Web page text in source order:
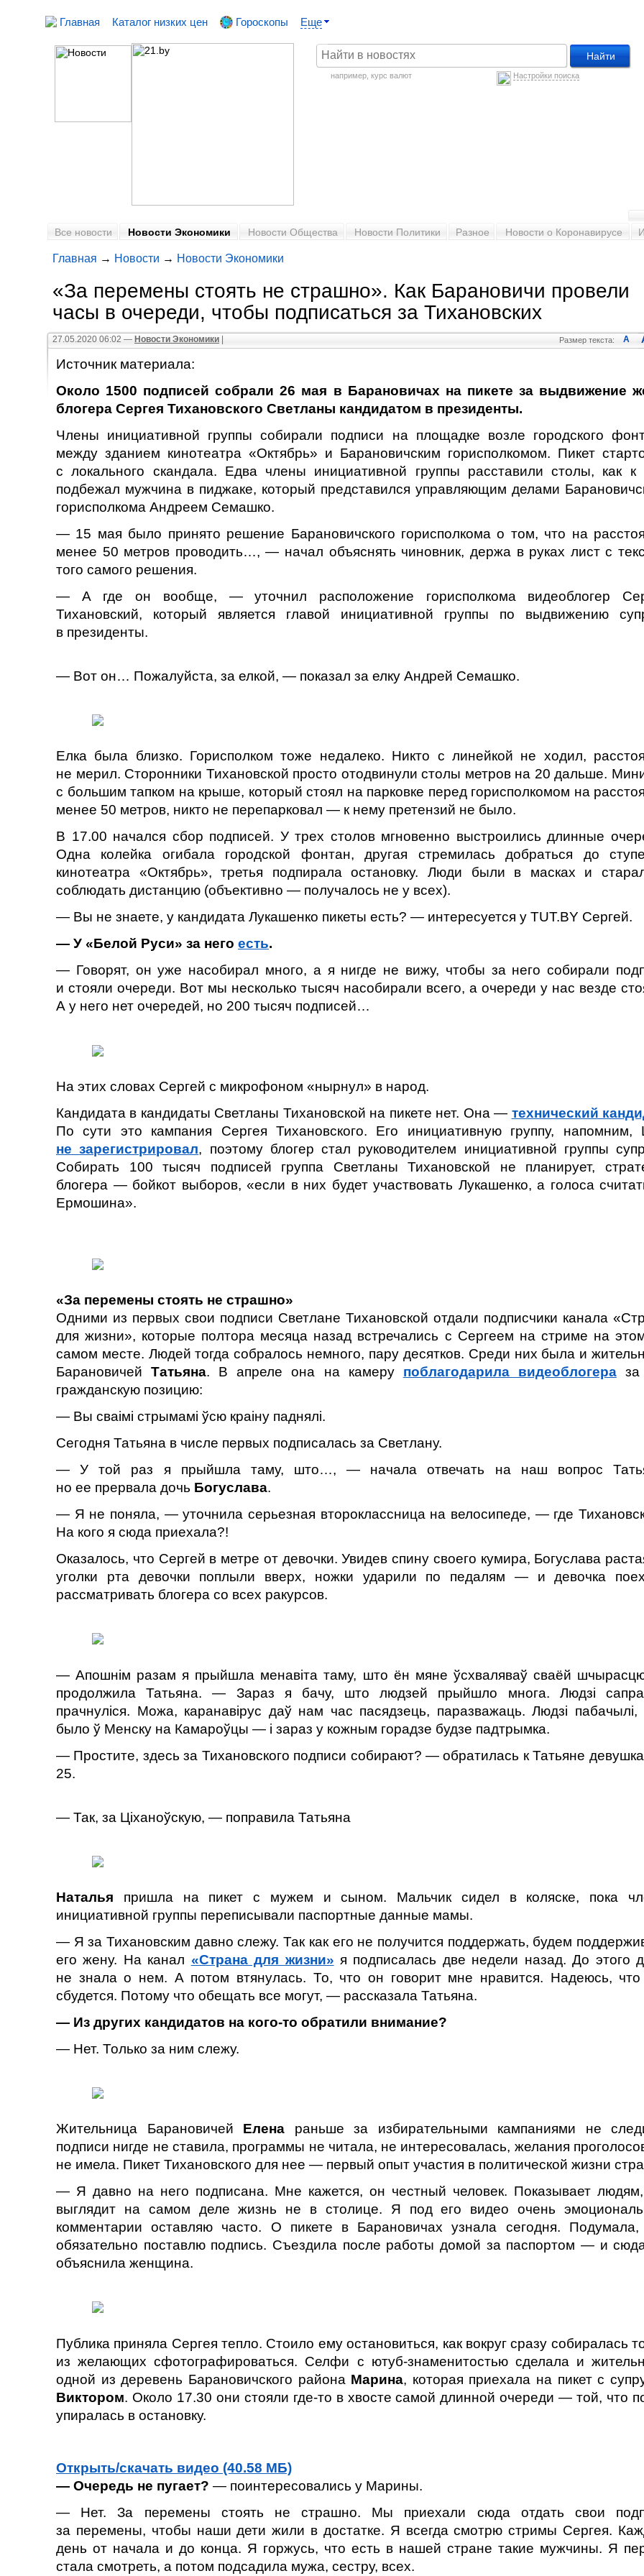
Главная Каталог низких цен Гороскопы Еще
например, курс валют Настройки поиска
Все новости Новости Экономики Новости Общества Новости Политики Разное Новости о Коронавирусе
Главная → Новости → Новости Экономики
«За перемены стоять не страшно». Как Барановичи провели
часы в очереди, чтобы подписаться за Тихановских
27.05.2020 06:02 — Новости Экономики Размер текста: A
Источник материала:
Около 1500 подписей собрали 26 мая в Барановичах на пикете за выдвижение
блогера Сергея Тихановского Светланы кандидатом в президенты.
Члены инициативной группы собирали подписи на площадке возле городского
между зданием кинотеатра «Октябрь» и Барановичским горисполкомом. Пикет
с локального скандала. Едва члены инициативной группы расставили столы, как к
подбежал мужчина в пиджаке, который представился управляющим делами
горисполкома Андреем Семашко.
— 15 мая было принято решение Барановичского горисполкома о том, что на
менее 50 метров проводить…, — начал объяснять чиновник, держа в руках лист с
того самого решения.
— А где он вообще, — уточнил расположение горисполкома видеоблогер
Тихановский, который является главой инициативной группы по выдвижению
в президенты.
— Вот он… Пожалуйста, за елкой, — показал за елку Андрей Семашко.
Елка была близко. Горисполком тоже недалеко. Никто с линейкой не ходил,
не мерил. Сторонники Тихановской просто отодвинули столы метров на 20 дальше.
с большим тапком на крыше, который стоял на парковке перед горисполкомом на
менее 50 метров, никто не перепарковал — к нему претензий не было.
В 17.00 начался сбор подписей. У трех столов мгновенно выстроились длинные
Одна колейка огибала городской фонтан, другая стремилась добраться до
кинотеатра «Октябрь», третья подпирала остановку. Люди были в масках и
соблюдать дистанцию (объективно — получалось не у всех).
— Вы не знаете, у кандидата Лукашенко пикеты есть? — интересуется у TUT.BY Сергей.
— У «Белой Руси» за него есть.
— Говорят, он уже насобирал много, а я нигде не вижу, чтобы за него собирали
и стояли очереди. Вот мы несколько тысяч насобирали всего, а очереди у нас везде
А у него нет очередей, но 200 тысяч подписей…
На этих словах Сергей с микрофоном «нырнул» в народ.
Кандидата в кандидаты Светланы Тихановской на пикете нет. Она — технический
По сути это кампания Сергея Тихановского. Его инициативную группу, напомним,
не зарегистрировал, поэтому блогер стал руководителем инициативной группы
Собирать 100 тысяч подписей группа Светланы Тихановской не планирует,
блогера — бойкот выборов, «если в них будет участвовать Лукашенко, а голоса
Ермошина».
«За перемены стоять не страшно»
Одними из первых свои подписи Светлане Тихановской отдали подписчики канала
для жизни», которые полтора месяца назад встречались с Сергеем на стриме на
самом месте. Людей тогда собралось немного, пару десятков. Среди них была и
БарановичейТатьяна. В апреле она на камеру поблагодарила видеоблогераза
гражданскую позицию:
— Вы сваімі стрымамі ўсю краіну паднялі.
Сегодня Татьяна в числе первых подписалась за Светлану.
— У той раз я прыйшла таму, што…, — начала отвечать на наш вопрос
но ее прервала дочь Богуслава.
— Я не поняла, — уточнила серьезная второклассница на велосипеде, — где
На кого я сюда приехала?!
Оказалось, что Сергей в метре от девочки. Увидев спину своего кумира, Богуслава
уголки рта девочки поплыли вверх, ножки ударили по педалям — и девочка
рассматривать блогера со всех ракурсов.
— Апошнім разам я прыйшла менавіта таму, што ён мяне ўсхваляваў сваёй
продолжила Татьяна. — Зараз я бачу, што людзей прыйшло многа. Людзі
прачнуліся. Можа, каранавірус даў нам час пасядзець, паразважаць. Людзі пабачылі,
было ў Менску на Камароўцы — і зараз у кожным горадзе будзе падтрымка.
— Простите, здесь за Тихановского подписи собирают? — обратилась к Татьяне
25.
— Так, за Ціханоўскую, — поправила Татьяна
Наталья пришла на пикет с мужем и сыном. Мальчик сидел в коляске, пока
инициативной группы переписывали паспортные данные мамы.
— Я за Тихановским давно слежу. Так как его не получится поддержать, будем
его жену. На канал «Страна для жизни» я подписалась две недели назад. До этого
не знала о нем. А потом втянулась. То, что он говорит мне нравится. Надеюсь, что
сбудется. Потому что обещать все могут, — рассказала Татьяна.
— Из других кандидатов на кого-то обратили внимание?
— Нет. Только за ним слежу.
Жительница Барановичей Елена раньше за избирательными кампаниями не
подписи нигде не ставила, программы не читала, не интересовалась, желания
не имела. Пикет Тихановского для нее — первый опыт участия в политической жизни
— Я давно на него подписана. Мне кажется, он честный человек. Показывает людям,
выглядит на самом деле жизнь не в столице. Я под его видео очень
комментарии оставляю часто. О пикете в Барановичах узнала сегодня. Подумала,
обязательно поставлю подпись. Съездила после работы домой за паспортом — и
объяснила женщина.
Публика приняла Сергея тепло. Стоило ему остановиться, как вокруг сразу собиралась
из желающих сфотографироваться. Селфи с ютуб-знаменитостью сделала и
одной из деревень Барановичского района Марина, которая приехала на пикет с
Виктором. Около 17.30 они стояли где-то в хвосте самой длинной очереди — той, что
упиралась в остановку.
Открыть/скачать видео (40.58 МБ)
— Очередь не пугает? — поинтересовались у Марины.
— Нет. За перемены стоять не страшно. Мы приехали сюда отдать свои
за перемены, чтобы наши дети жили в достатке. Я всегда смотрю стримы Сергея.
день от начала и до конца. Я горжусь, что есть в нашей стране такие мужчины. Я
стала смотреть, а потом подсадила мужа, сестру, всех.